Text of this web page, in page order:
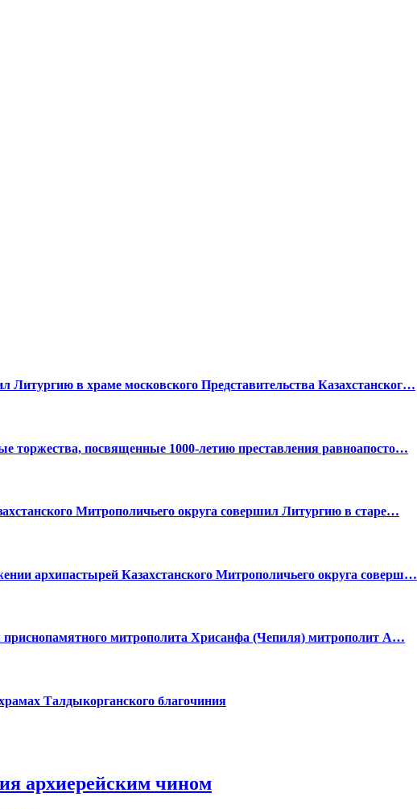
Литургию в храме московского Представительства Казахстанског…
торжества, посвященные 1000-летию преставления равноапосто…
Митрополичьего округа совершил Литургию в старе…
архипастырей Казахстанского Митрополичьего округа соверш…
приснопамятного митрополита Хрисанфа (Чепиля) митрополит А…
Талдыкорганского благочиния
архиерейским чином